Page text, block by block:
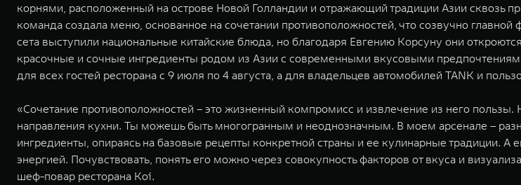
корнями, расположенный на острове Новой Голландии и отражающий традиции Азии сквозь
команда создала меню, основанное на сочетании противоположностей, что созвучно
сета выступили национальные китайские блюда, но благодаря Евгению Корсуну они
красочные и сочные ингредиенты родом из Азии с современными вкусовыми
для всех гостей ресторана с 9 июля по 4 августа, а для владельцев автомобилей TANK и
«Сочетание противоположностей – это жизненный компромисс и извлечение из него
направления кухни. Ты можешь быть многогранным и неоднозначным. В моем арсенале –
ингредиенты, опираясь на базовые рецепты конкретной страны и ее кулинарные традиции.
энергией. Почувствовать, понять его можно через совокупность факторов от вкуса и
шеф-повар ресторана Koi.